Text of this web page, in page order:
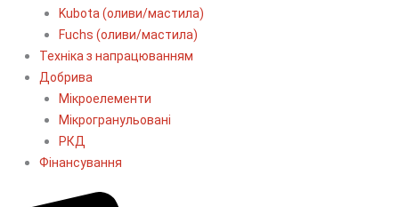
Kubota (оливи/мастила)
Fuchs (оливи/мастила)
Техніка з напрацюванням
Добрива
Мікроелементи
Мікрогранульовані
РКД
Фінансування